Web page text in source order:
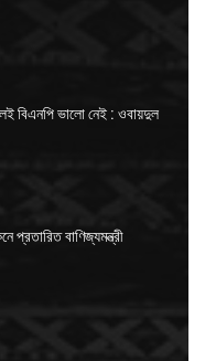
বিএনপি ভালো নেই : ওবায়দুল
প্রতারিত বাণিজ্যমন্ত্রী